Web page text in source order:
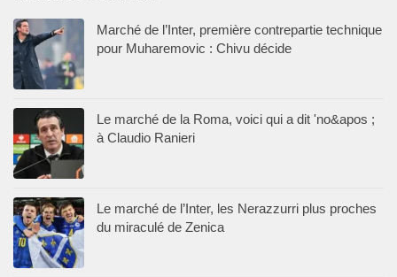
Marché de l’Inter, première contrepartie technique
pour Muharemovic : Chivu décide
Le marché de la Roma, voici qui a dit 'no&apos ;
à Claudio Ranieri
Le marché de l’Inter, les Nerazzurri plus proches
du miraculé de Zenica